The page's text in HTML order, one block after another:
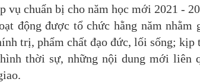
chuẩn bị cho năm học mới 2021 -
động được tổ chức hằng năm nhằm
trị, phẩm chất đạo đức, lối sống; kịp
thời sự, những nội dung mới liên